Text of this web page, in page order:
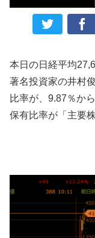
本日の日経平均
著名投資家の井村
比率が、9.87％か
保有比率が「主要